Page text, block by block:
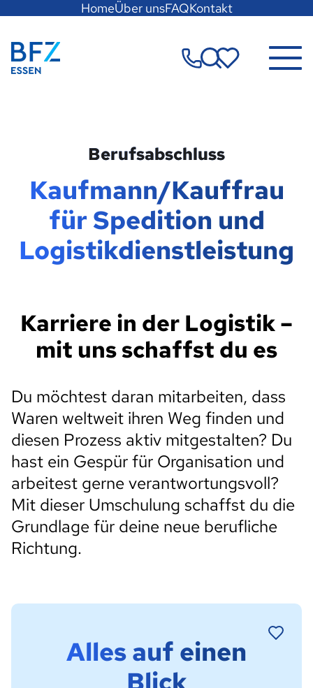
Seite
anspringen
HomeÜber unsFAQKontakt
Zur Startseite Merkzettel
Berufsabschluss
Kaufmann/Kauffrau
für Spedition und
Logistikdienstleistung
Karriere in der Logistik –
mit uns schaffst du es
Du möchtest daran mitarbeiten, dass
Waren weltweit ihren Weg finden und
diesen Prozess aktiv mitgestalten? Du
hast ein Gespür für Organisation und
arbeitest gerne verantwortungsvoll?
Mit dieser Umschulung schaffst du die
Grundlage für deine neue berufliche
Richtung.
Alles auf einen